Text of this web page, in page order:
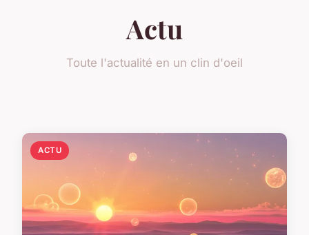
Actu
Toute l'actualité en un clin d'oeil
ACTU